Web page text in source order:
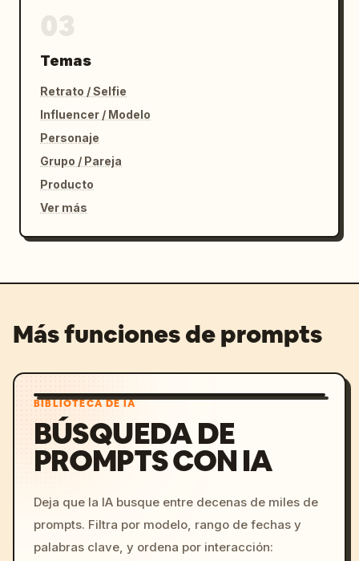
Temas
Retrato / Selfie
Influencer / Modelo
Personaje
Grupo / Pareja
Producto
Ver más
Más funciones de prompts
BIBLIOTECA DE IA
BÚSQUEDA DE
PROMPTS CON IA
Deja que la IA busque entre decenas de miles de
prompts. Filtra por modelo, rango de fechas y
palabras clave, y ordena por interacción: